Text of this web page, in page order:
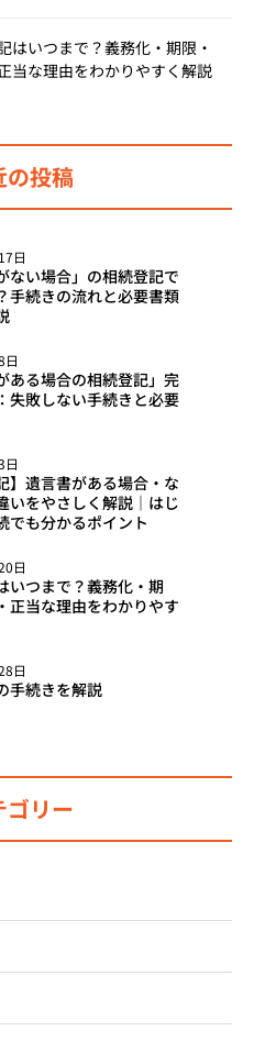
はいつまで？義務化・期限・
当な理由をわかりやすく解説
の投稿
日
ない場合」の相続登記で
手続きの流れと必要書類
日
ある場合の相続登記」完
失敗しない手続きと必要
日
】遺言書がある場合・な
いをやさしく解説｜はじ
でも分かるポイント
日
いつまで？義務化・期
正当な理由をわかりやす
日
手続きを解説
ゴリー